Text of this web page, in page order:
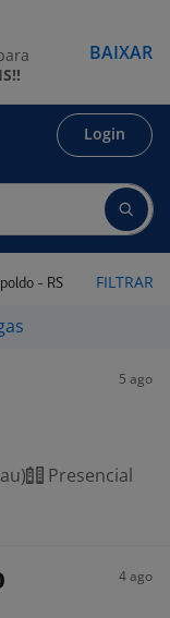
Login
- RS FILTRAR
5 ago
Presencial
4 ago
BAIXAR